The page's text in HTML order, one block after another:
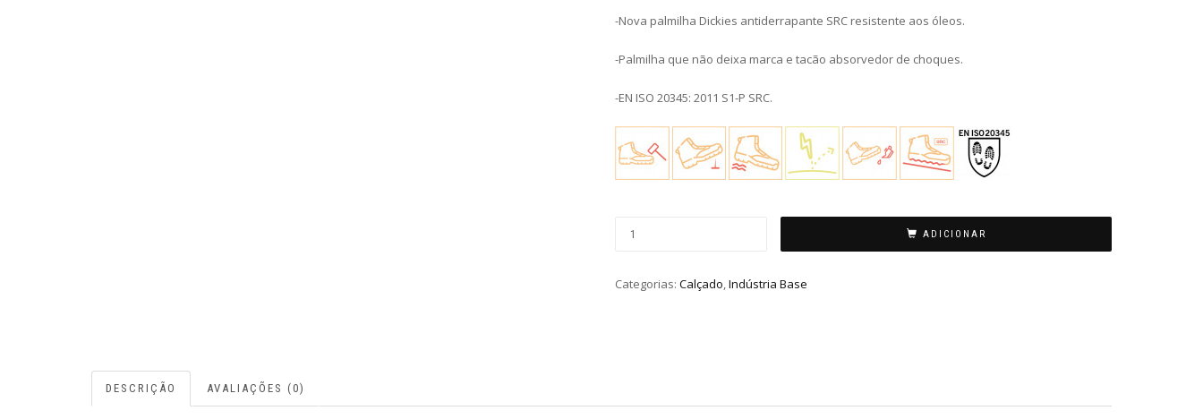
-Nova palmilha Dickies antiderrapante SRC resistente aos óleos.
-Palmilha que não deixa marca e tacão absorvedor de choques.
-EN ISO 20345: 2011 S1-P SRC.
ADICIONAR
Categorias: Calçado,Indústria Base
DESCRIÇÃO AVALIAÇÕES (0)